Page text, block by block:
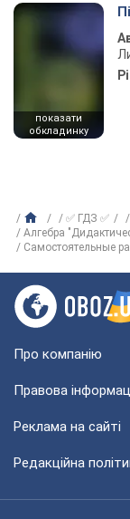
показати
обкладинку
✅ ГДЗ ✅
Алгебра
Самостоятельные
Про компанію
Правова
Реклама на сайті
Редакційна